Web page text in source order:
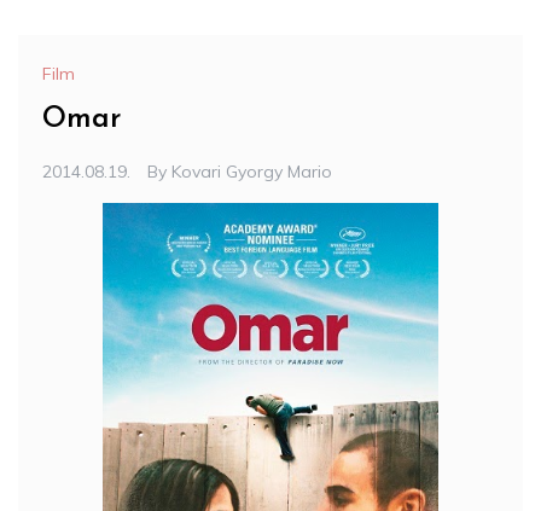
Film
Omar
2014.08.19. By Kovari Gyorgy Mario